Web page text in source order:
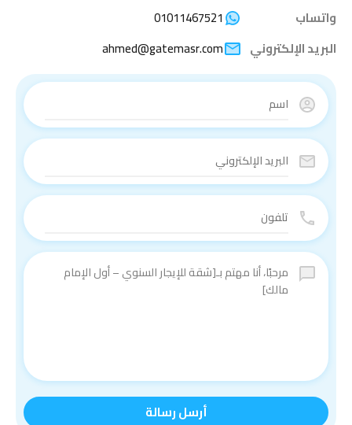
واتساب
01011467521
البريد الإلكتروني
ahmed@gatemasr.com
أرسل رسالة